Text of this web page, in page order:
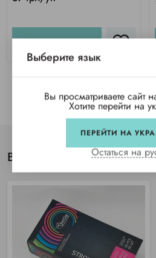
КУПИТЬ
Вы просматривали
Выберите язык
Вы просматриваете сайт
Хотите перейти на
ПЕРЕЙТИ НА
Остаться на